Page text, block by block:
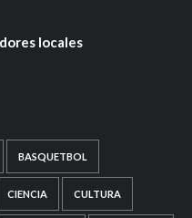
locales
BASQUETBOL
CIENCIA CULTURA